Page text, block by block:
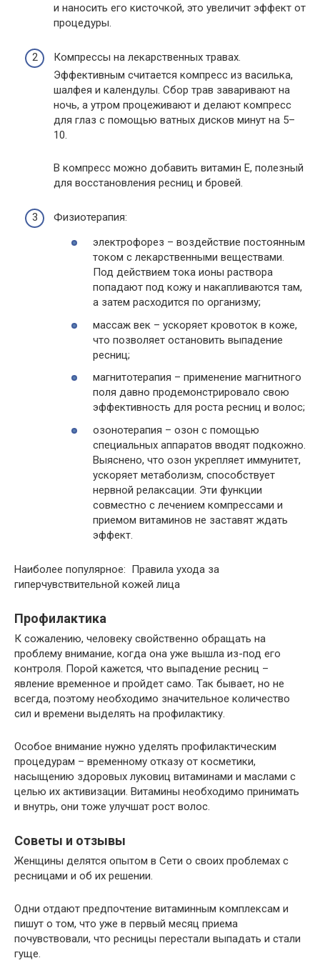
и наносить его кисточкой, это увеличит эффект от
процедуры.
Компрессы на лекарственных травах.
Эффективным считается компресс из василька,
шалфея и календулы. Сбор трав заваривают на
ночь, а утром процеживают и делают компресс
для глаз с помощью ватных дисков минут на 5–
10.
В компресс можно добавить витамин Е, полезный
для восстановления ресниц и бровей.
Физиотерапия:
электрофорез – воздействие постоянным
током с лекарственными веществами.
Под действием тока ионы раствора
попадают под кожу и накапливаются там,
а затем расходится по организму;
массаж век – ускоряет кровоток в коже,
что позволяет остановить выпадение
ресниц;
магнитотерапия – применение магнитного
поля давно продемонстрировало свою
эффективность для роста ресниц и волос;
озонотерапия – озон с помощью
специальных аппаратов вводят подкожно.
Выяснено, что озон укрепляет иммунитет,
ускоряет метаболизм, способствует
нервной релаксации. Эти функции
совместно с лечением компрессами и
приемом витаминов не заставят ждать
эффект.
Наиболее популярное: Правила ухода за
гиперчувствительной кожей лица
Профилактика
К сожалению, человеку свойственно обращать на
проблему внимание, когда она уже вышла из-под его
контроля. Порой кажется, что выпадение ресниц –
явление временное и пройдет само. Так бывает, но не
всегда, поэтому необходимо значительное количество
сил и времени выделять на профилактику.
Особое внимание нужно уделять профилактическим
процедурам – временному отказу от косметики,
насыщению здоровых луковиц витаминами и маслами с
целью их активизации. Витамины необходимо принимать
и внутрь, они тоже улучшат рост волос.
Советы и отзывы
Женщины делятся опытом в Сети о своих проблемах с
ресницами и об их решении.
Одни отдают предпочтение витаминным комплексам и
пишут о том, что уже в первый месяц приема
почувствовали, что ресницы перестали выпадать и стали
гуще.